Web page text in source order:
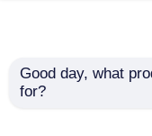
Good day, what
for?